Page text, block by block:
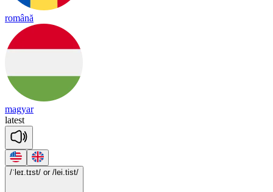
română
magyar
latest
/ˈleɪ.tɪst/ or /lei.tist/